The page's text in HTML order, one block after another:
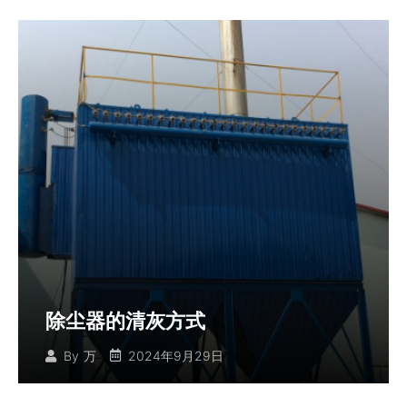
除尘器的清灰方式
By 万 2024年9月29日